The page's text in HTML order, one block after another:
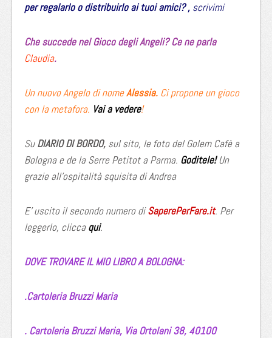
per regalarlo o distribuirlo ai tuoi amici? , scrivimi
Che succede nel Gioco degli Angeli? Ce ne parla
Claudia.
Un nuovo Angelo di nomeAlessia. Ci propone un gioco
con la metafora. Vai a vedere!
SuDIARIO DI BORDO, sul sito, le foto del Golem Cafè a
Bologna e de la Serre Petitot a Parma. Goditele!Un
grazie all’ospitalità squisita di Andrea
E’ uscito il secondo numero diSaperePerFare.it. Per
leggerlo, cliccaqui.
DOVE TROVARE IL MIO LIBRO A BOLOGNA:
.Cartoleria Bruzzi Maria
. Cartoleria Bruzzi Maria, Via Ortolani 38, 40100